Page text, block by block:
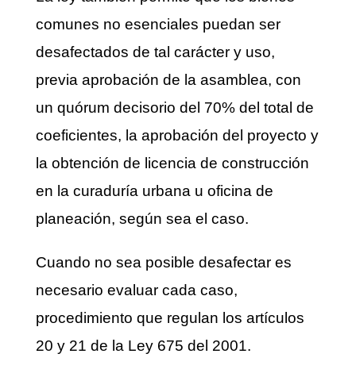
comunes no esenciales puedan ser
desafectados de tal carácter y uso,
previa aprobación de la asamblea, con
un quórum decisorio del 70% del total de
coeficientes, la aprobación del proyecto y
la obtención de licencia de construcción
en la curaduría urbana u oficina de
planeación, según sea el caso.
Cuando no sea posible desafectar es
necesario evaluar cada caso,
procedimiento que regulan los artículos
20 y 21 de la Ley 675 del 2001.